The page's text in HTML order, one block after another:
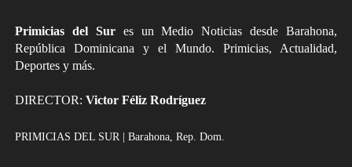
Primicias del Sures un Medio Noticias desde Barahona,
República Dominicana y el Mundo. Primicias, Actualidad,
Deportes y más.
DIRECTOR: Victor Féliz Rodríguez
PRIMICIAS DEL SUR | Barahona, Rep. Dom.